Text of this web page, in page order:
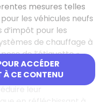
ACCÉDER
CE CONTENU
mesures telles
les véhicules neufs
pour les
de chauffage à
de l’étiquette «
véhicules et
leur